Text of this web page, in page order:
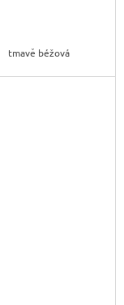
tmavě béžová